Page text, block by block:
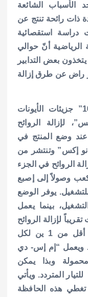
الأسباب الشائعة
ذات رائحة تنتج عن
دراسة استقصائية
الرياضية أنّ حوالي
بعض التدابير
راض عن طرق إزالة
يستخدم جهاز “إم إس- دي إس100” جزيئات الأيونات
لإزالة الروائح
عند وضع المنتج في
إكس” وتنتشر من
الروائح في الجزء
وصولاً إلى إصبع
يوفر الوضع
بينما يعمل
لإزالة الروائح
المستعصية. وتكلف كلتا الوضعيتين أقل من 1 ين لكل
ويعمل “إم إس- دي
محمولة وبذا يمكن
للتيار المتردد. ويأتي
تغطي هذه الحافظة